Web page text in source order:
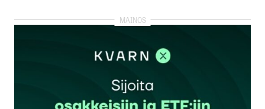
rekisteröityä